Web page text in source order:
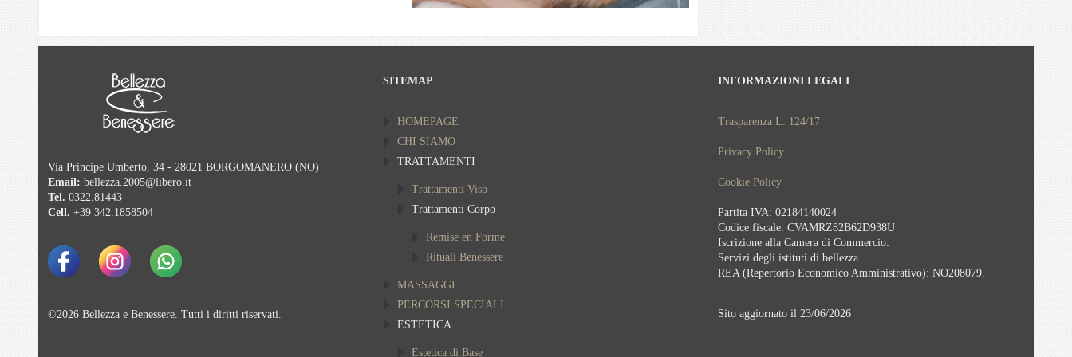
Via Principe Umberto, 34 - 28021 BORGOMANERO (NO)
Email: bellezza.2005@libero.it
Tel. 0322.81443
Cell. +39 342.1858504
©2026 Bellezza e Benessere. Tutti i diritti riservati.
SITEMAP
HOMEPAGE
CHI SIAMO
TRATTAMENTI
Trattamenti Viso
Trattamenti Corpo
Remise en Forme
Rituali Benessere
MASSAGGI
PERCORSI SPECIALI
ESTETICA
Estetica di Base
INFORMAZIONI LEGALI
Trasparenza L. 124/17
Privacy Policy
Cookie Policy
Partita IVA: 02184140024
Codice fiscale: CVAMRZ82B62D938U
Iscrizione alla Camera di Commercio:
Servizi degli istituti di bellezza
REA (Repertorio Economico Amministrativo): NO208079.
Sito aggiornato il 23/06/2026